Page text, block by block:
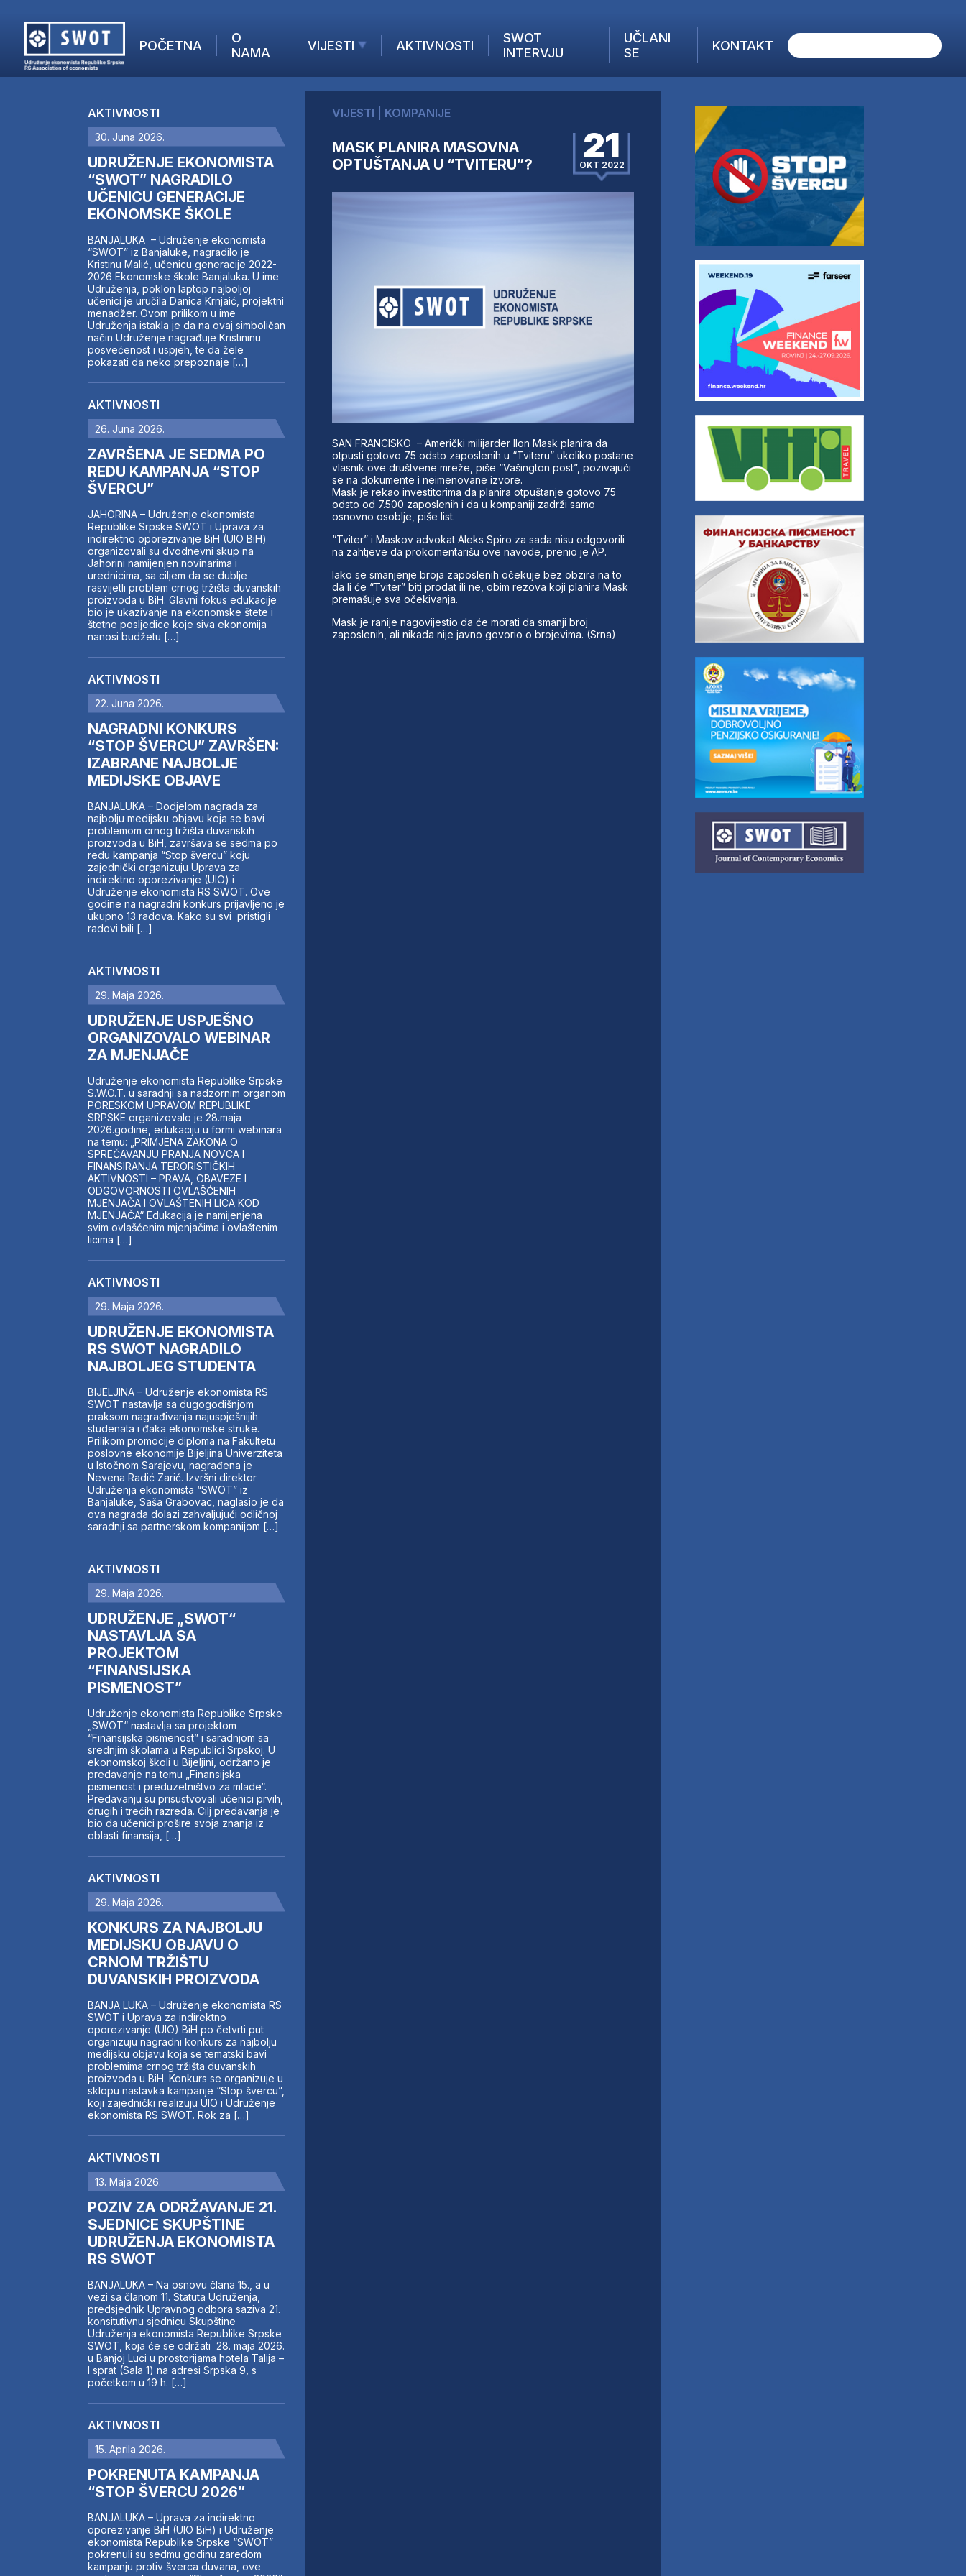
POČETNA
O
NAMA
VIJESTI
AKTUELNO
KOMPANIJE
FINANSIJE
IZ STRANIH MEDIJA
AKTIVNOSTI
SWOT
INTERVJU
UČLANI
SE
KONTAKT
AKTUELNO
ANALIZE
KOMPANIJE
FINANSIJE
IZ STRANIH MEDIJA
AKTIVNOSTI
SWOT INTERVJU
UČLANI SE
KONTAKT
AKTIVNOSTI
30. Juna 2026.
UDRUŽENJE EKONOMISTA
“SWOT” NAGRADILO
UČENICU GENERACIJE
EKONOMSKE ŠKOLE
BANJALUKA – Udruženje ekonomista
“SWOT” iz Banjaluke, nagradilo je
Kristinu Malić, učenicu generacije 2022-
2026 Ekonomske škole Banjaluka. U ime
Udruženja, poklon laptop najboljoj
učenici je uručila Danica Krnjaić, projektni
menadžer. Ovom prilikom u ime
Udruženja istakla je da na ovaj simboličan
način Udruženje nagrađuje Kristininu
posvećenost i uspjeh, te da žele
pokazati da neko prepoznaje […]
AKTIVNOSTI
26. Juna 2026.
ZAVRŠENA JE SEDMA PO
REDU KAMPANJA “STOP
ŠVERCU”
JAHORINA – Udruženje ekonomista
Republike Srpske SWOT i Uprava za
indirektno oporezivanje BiH (UIO BiH)
organizovali su dvodnevni skup na
Jahorini namijenjen novinarima i
urednicima, sa ciljem da se dublje
rasvijetli problem crnog tržišta duvanskih
proizvoda u BiH. Glavni fokus edukacije
bio je ukazivanje na ekonomske štete i
štetne posljedice koje siva ekonomija
nanosi budžetu […]
AKTIVNOSTI
22. Juna 2026.
NAGRADNI KONKURS
“STOP ŠVERCU” ZAVRŠEN:
IZABRANE NAJBOLJE
MEDIJSKE OBJAVE
BANJALUKA – Dodjelom nagrada za
najbolju medijsku objavu koja se bavi
problemom crnog tržišta duvanskih
proizvoda u BiH, završava se sedma po
redu kampanja “Stop švercu” koju
zajednički organizuju Uprava za
indirektno oporezivanje (UIO) i
Udruženje ekonomista RS SWOT. Ove
godine na nagradni konkurs prijavljeno je
ukupno 13 radova. Kako su svi pristigli
radovi bili […]
AKTIVNOSTI
29. Maja 2026.
UDRUŽENJE USPJEŠNO
ORGANIZOVALO WEBINAR
ZA MJENJAČE
Udruženje ekonomista Republike Srpske
S.W.O.T. u saradnji sa nadzornim organom
PORESKOM UPRAVOM REPUBLIKE
SRPSKE organizovalo je 28.maja
2026.godine, edukaciju u formi webinara
na temu: „PRIMJENA ZAKONA O
SPREČAVANJU PRANJA NOVCA I
FINANSIRANJA TERORISTIČKIH
AKTIVNOSTI – PRAVA, OBAVEZE I
ODGOVORNOSTI OVLAŠĆENIH
MJENJAČA I OVLAŠTENIH LICA KOD
MJENJAČA“ Edukacija je namijenjena
svim ovlašćenim mjenjačima i ovlaštenim
licima […]
AKTIVNOSTI
29. Maja 2026.
UDRUŽENJE EKONOMISTA
RS SWOT NAGRADILO
NAJBOLJEG STUDENTA
BIJELJINA – Udruženje ekonomista RS
SWOT nastavlja sa dugogodišnjom
praksom nagrađivanja najuspješnijih
studenata i đaka ekonomske struke.
Prilikom promocije diploma na Fakultetu
poslovne ekonomije Bijeljina Univerziteta
u Istočnom Sarajevu, nagrađena je
Nevena Radić Zarić. Izvršni direktor
Udruženja ekonomista “SWOT” iz
Banjaluke, Saša Grabovac, naglasio je da
ova nagrada dolazi zahvaljujući odličnoj
saradnji sa partnerskom kompanijom […]
AKTIVNOSTI
29. Maja 2026.
UDRUŽENJE „SWOT“
NASTAVLJA SA
PROJEKTOM
“FINANSIJSKA
PISMENOST”
Udruženje ekonomista Republike Srpske
„SWOT“ nastavlja sa projektom
“Finansijska pismenost” i saradnjom sa
srednjim školama u Republici Srpskoj. U
ekonomskoj školi u Bijeljini, održano je
predavanje na temu „Finansijska
pismenost i preduzetništvo za mlade“.
Predavanju su prisustvovali učenici prvih,
drugih i trećih razreda. Cilj predavanja je
bio da učenici prošire svoja znanja iz
oblasti finansija, […]
AKTIVNOSTI
29. Maja 2026.
KONKURS ZA NAJBOLJU
MEDIJSKU OBJAVU O
CRNOM TRŽIŠTU
DUVANSKIH PROIZVODA
BANJA LUKA – Udruženje ekonomista RS
SWOT i Uprava za indirektno
oporezivanje (UIO) BiH po četvrti put
organizuju nagradni konkurs za najbolju
medijsku objavu koja se tematski bavi
problemima crnog tržišta duvanskih
proizvoda u BiH. Konkurs se organizuje u
sklopu nastavka kampanje “Stop švercu”,
koji zajednički realizuju UIO i Udruženje
ekonomista RS SWOT. Rok za […]
AKTIVNOSTI
13. Maja 2026.
POZIV ZA ODRŽAVANJE 21.
SJEDNICE SKUPŠTINE
UDRUŽENJA EKONOMISTA
RS SWOT
BANJALUKA – Na osnovu člana 15., a u
vezi sa članom 11. Statuta Udruženja,
predsjednik Upravnog odbora saziva 21.
konsitutivnu sjednicu Skupštine
Udruženja ekonomista Republike Srpske
SWOT, koja će se održati 28. maja 2026.
u Banjoj Luci u prostorijama hotela Talija –
I sprat (Sala 1) na adresi Srpska 9, s
početkom u 19 h. […]
AKTIVNOSTI
15. Aprila 2026.
POKRENUTA KAMPANJA
“STOP ŠVERCU 2026”
BANJALUKA – Uprava za indirektno
oporezivanje BiH (UIO BiH) i Udruženje
ekonomista Republike Srpske “SWOT”
pokrenuli su sedmu godinu zaredom
kampanju protiv šverca duvana, ove
VIJESTI KOMPANIJE
MASK PLANIRA MASOVNA
OPTUŠTANJA U “TVITERU”?
21
OKT 2022
SAN FRANCISKO – Američki milijarder Ilon Mask planira da
otpusti gotovo 75 odsto zaposlenih u “Tviteru” ukoliko postane
vlasnik ove društvene mreže, piše “Vašington post”, pozivajući
se na dokumente i neimenovane izvore.
Mask je rekao investitorima da planira otpuštanje gotovo 75
odsto od 7.500 zaposlenih i da u kompaniji zadrži samo
osnovno osoblje, piše list.
“Tviter” i Maskov advokat Aleks Spiro za sada nisu odgovorili
na zahtjeve da prokomentarišu ove navode, prenio je AP.
Iako se smanjenje broja zaposlenih očekuje bez obzira na to
da li će “Tviter” biti prodat ili ne, obim rezova koji planira Mask
premašuje sva očekivanja.
Mask je ranije nagovijestio da će morati da smanji broj
zaposlenih, ali nikada nije javno govorio o brojevima. (Srna)